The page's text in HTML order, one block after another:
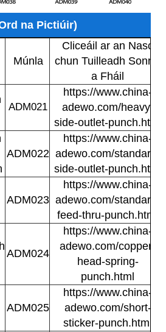
na Pictiúir)
Múnla
Cliceáil ar an Nasc
chun Tuilleadh Sonraí
a Fháil
ADM021
https://www.china-
adewo.com/heavy-
side-outlet-punch.html
ADM022
https://www.china-
adewo.com/standard-
side-outlet-punch.html
ADM023
https://www.china-
adewo.com/standard-
feed-thru-punch.html
ADM024
https://www.china-
adewo.com/copper-
head-spring-
punch.html
ADM025
https://www.china-
adewo.com/short-
sticker-punch.html